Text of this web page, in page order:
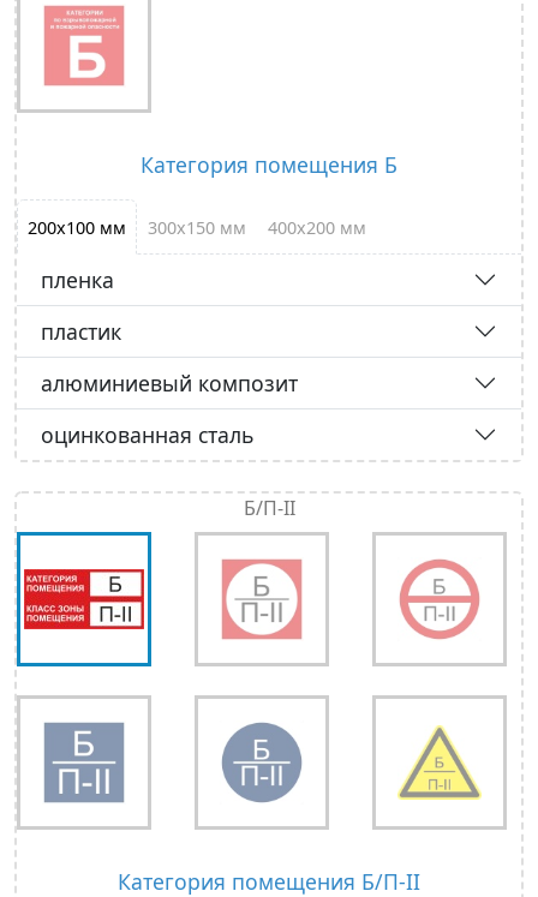
Категория помещения Б
200х100 мм 300х150 мм 400х200 мм
пленка
пластик
алюминиевый композит
оцинкованная сталь
Б/П-II
Категория помещения Б/П-II